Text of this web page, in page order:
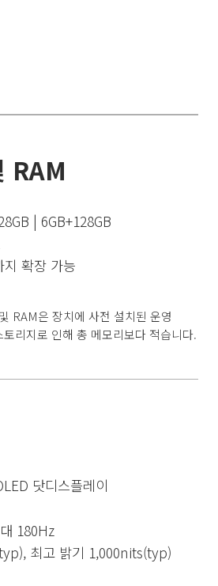
RAM
| 6GB+128GB
확장 가능
RAM은 장치에 사전 설치된 운영
리지로 인해 총 메모리보다 적습니다.
닷디스플레이
180Hz
최고 밝기 1,000nits(typ)